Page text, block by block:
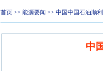
首页 >> 能源要闻 >> 中国中国石油顺
中